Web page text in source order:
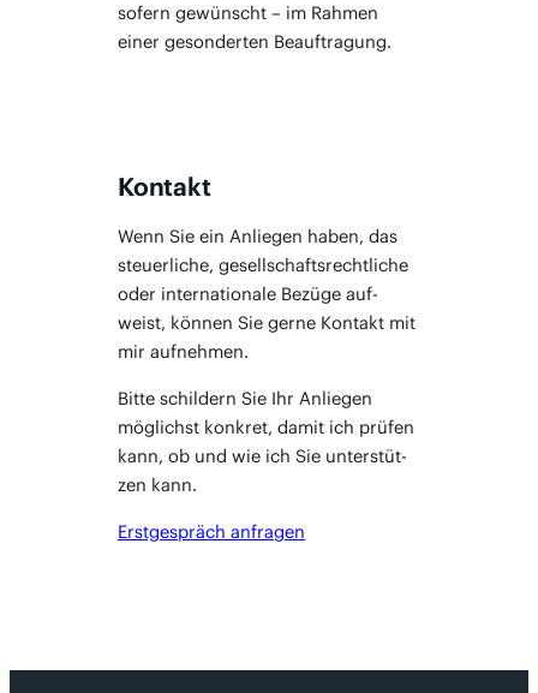
sofern gewünscht – im Rah­men
einer geson­der­ten Beauftragung.
Kontakt
Wenn Sie ein Anlie­gen haben, das
steu­er­li­che, gesell­schafts­recht­li­che
oder inter­na­tio­na­le Bezü­ge auf­
weist, kön­nen Sie ger­ne Kon­takt mit
mir aufnehmen.
Bit­te schil­dern Sie Ihr Anlie­gen
mög­lichst kon­kret, damit ich prü­fen
kann, ob und wie ich Sie unter­stüt­
zen kann.
Erst­ge­spräch anfragen